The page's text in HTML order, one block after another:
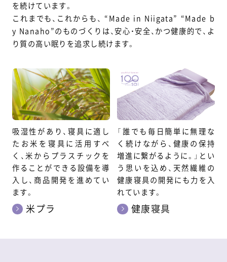
を続けています。
これまでも、これからも、 “Made in Niigata” “Made b
y Nanaho”のものづくりは、安心・安全、かつ健康的で、よ
り質の高い眠りを追求し続けます。
吸湿性があり、寝具に適し
たお米を寝具に活用すべ
く、米からプラスチックを
作ることができる設備を導
入し、商品開発を進めてい
ます。
米プラ
「誰でも毎日簡単に無理な
く続けながら、健康の保持
増進に繋がるように。」とい
う思いを込め、天然繊維の
健康寝具の開発にも力を入
れています。
健康寝具